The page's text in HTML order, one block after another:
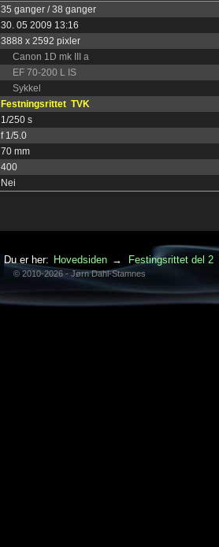
35 ganger / 38 ganger
30. 05 2009 13:16
3888 x 2592 pixler
Canon 1D mk III a
EF 70-200 L IS
Sykkel
Festningsrittet TVK
1/250 s
f 1/5.0
70 mm
400
Nei
Du er her: Hovedsiden → Festingsrittet del 2
© 2010-2026 - Jørn Dahl-Stamnes